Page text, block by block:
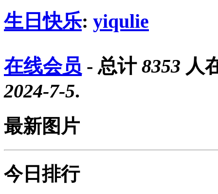
生日快乐: yiqulie
在线会员 - 总计 8353 人
2024-7-5.
最新图片
今日排行